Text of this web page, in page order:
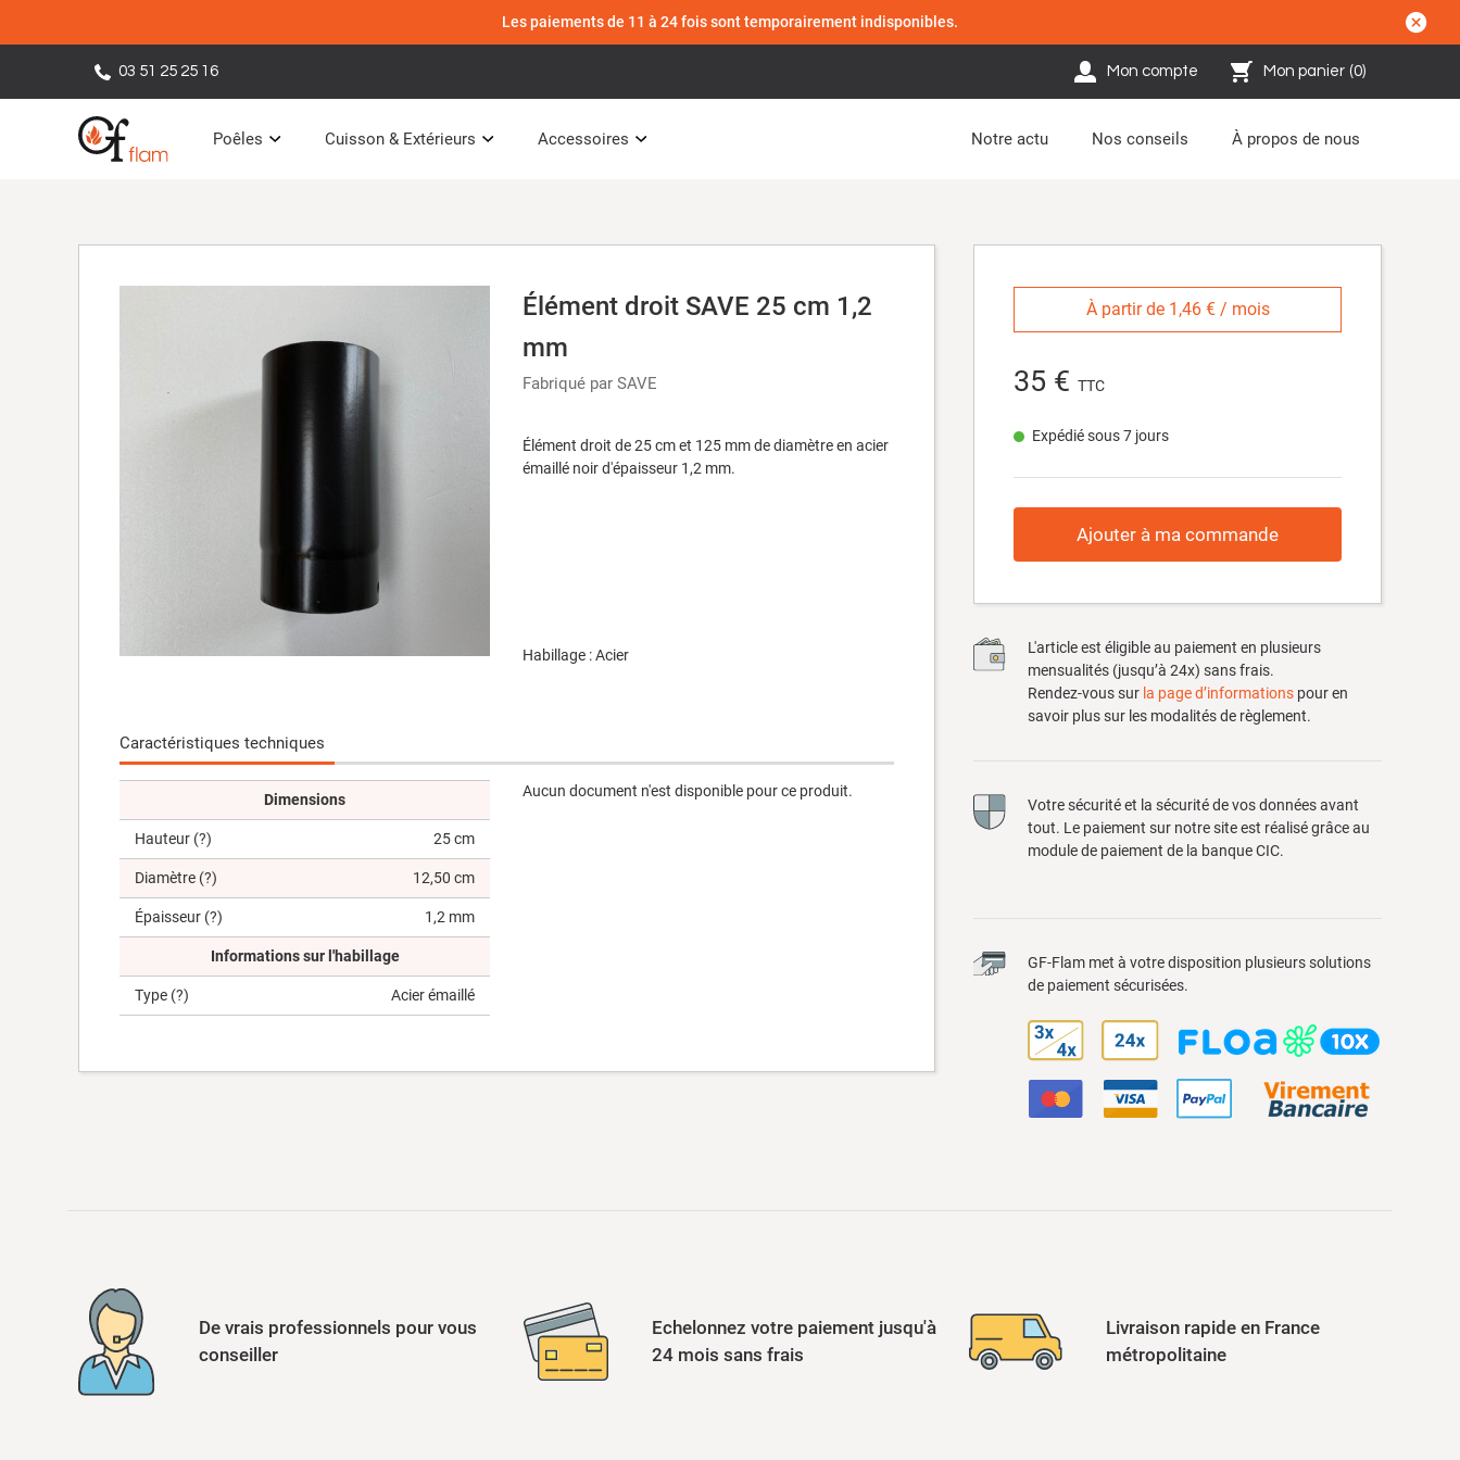
Les paiements de 11 à 24 fois sont temporairement indisponibles.
03 51 25 25 16 Mon compte Mon panier (0)
Poêles Cuisson & Extérieurs Accessoires Notre actu Nos conseils À propos de nous
Élément droit SAVE 25 cm 1,2
mm
Fabriqué par SAVE
Élément droit de 25 cm et 125 mm de diamètre en acier
émaillé noir d'épaisseur 1,2 mm.
Habillage : Acier
Caractéristiques techniques
Dimensions
Hauteur (?) 25 cm
Diamètre (?) 12,50 cm
Épaisseur (?) 1,2 mm
Informations sur l'habillage
Type (?) Acier émaillé
Aucun document n'est disponible pour ce produit.
À partir de 1,46 € / mois
35 € TTC
Expédié sous 7 jours
Ajouter à ma commande
L'article est éligible au paiement en plusieurs
mensualités (jusqu’à 24x) sans frais.
Rendez-vous sur la page d’informations pour en
savoir plus sur les modalités de règlement.
Votre sécurité et la sécurité de vos données avant
tout. Le paiement sur notre site est réalisé grâce au
module de paiement de la banque CIC.
GF-Flam met à votre disposition plusieurs solutions
de paiement sécurisées.
De vrais professionnels pour vous
conseiller
Echelonnez votre paiement jusqu'à
24 mois sans frais
Livraison rapide en France
métropolitaine